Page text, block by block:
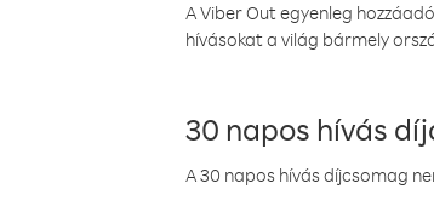
A Viber Out egyenleg
hívásokat a világ bármely
30 napos hívás
A 30 napos hívás díjcsomag